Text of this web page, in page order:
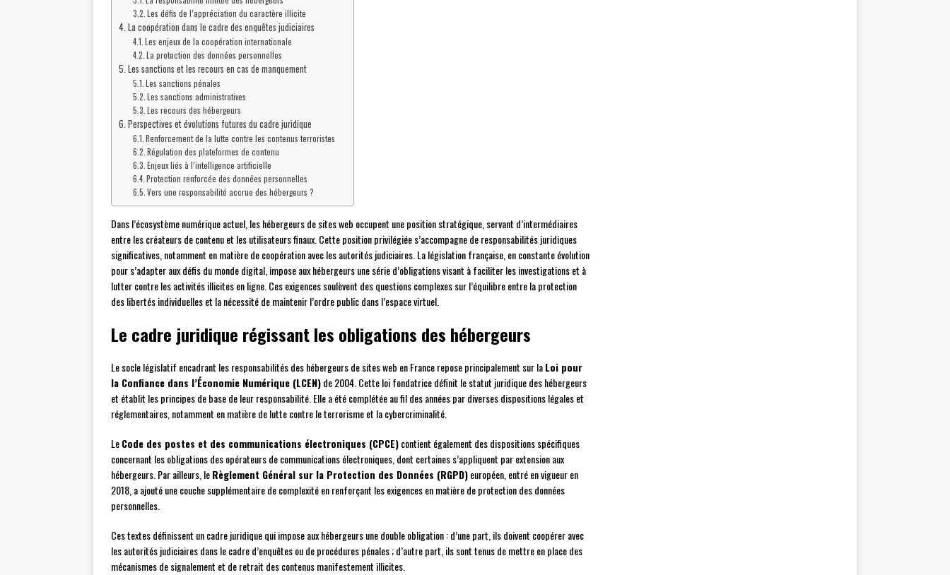
Les défis de l’appréciation du caractère illicite
La coopération dans le cadre des enquêtes judiciaires
Les enjeux de la coopération internationale
La protection des données personnelles
Les sanctions et les recours en cas de manquement
Les sanctions pénales
Les sanctions administratives
Les recours des hébergeurs
Perspectives et évolutions futures du cadre juridique
Renforcement de la lutte contre les contenus terroristes
Régulation des plateformes de contenu
Enjeux liés à l’intelligence artificielle
Protection renforcée des données personnelles
Vers une responsabilité accrue des hébergeurs ?
Dans l’écosystème numérique actuel, les hébergeurs de sites web occupent une position stratégique, servant d’intermédiaires
entre les créateurs de contenu et les utilisateurs finaux. Cette position privilégiée s’accompagne de responsabilités juridiques
significatives, notamment en matière de coopération avec les autorités judiciaires. La législation française, en constante évolution
pour s’adapter aux défis du monde digital, impose aux hébergeurs une série d’obligations visant à faciliter les investigations et à
lutter contre les activités illicites en ligne. Ces exigences soulèvent des questions complexes sur l’équilibre entre la protection
des libertés individuelles et la nécessité de maintenir l’ordre public dans l’espace virtuel.
Le cadre juridique régissant les obligations des hébergeurs
Le socle législatif encadrant les responsabilités des hébergeurs de sites web en France repose principalement sur laLoi pour
la Confiance dans l’Économie Numérique (LCEN)de 2004. Cette loi fondatrice définit le statut juridique des hébergeurs
et établit les principes de base de leur responsabilité. Elle a été complétée au fil des années par diverses dispositions légales et
réglementaires, notamment en matière de lutte contre le terrorisme et la cybercriminalité.
LeCode des postes et des communications électroniques (CPCE)contient également des dispositions spécifiques
concernant les obligations des opérateurs de communications électroniques, dont certaines s’appliquent par extension aux
hébergeurs. Par ailleurs, leRèglement Général sur la Protection des Données (RGPD)européen, entré en vigueur en
2018, a ajouté une couche supplémentaire de complexité en renforçant les exigences en matière de protection des données
personnelles.
Ces textes définissent un cadre juridique qui impose aux hébergeurs une double obligation : d’une part, ils doivent coopérer avec
les autorités judiciaires dans le cadre d’enquêtes ou de procédures pénales ; d’autre part, ils sont tenus de mettre en place des
mécanismes de signalement et de retrait des contenus manifestement illicites.